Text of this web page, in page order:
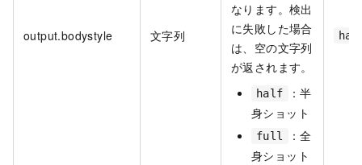
output.bodystyle 文字列
なります。検出
に失敗した場合
は、空の文字列
が返されます。
half
：半
身ショット
full
：全
身ショット